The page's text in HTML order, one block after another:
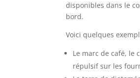
disponibles dans le
bord.
Voici quelques
Le marc de café, le
répulsif sur les